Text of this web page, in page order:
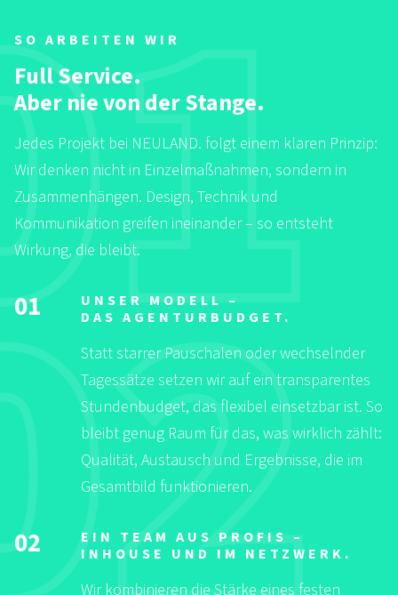
SO ARBEITEN WIR
Full Service.
Aber nie von der Stange.
Jedes Projekt bei NEULAND. folgt einem klaren Prinzip:
Wir denken nicht in Einzelmaßnahmen, sondern in
Zusammenhängen. Design, Technik und
Kommunikation greifen ineinander – so entsteht
Wirkung, die bleibt.
01
UNSER MODELL –
DAS AGENTURBUDGET.
Statt starrer Pauschalen oder wechselnder
Tagessätze setzen wir auf ein transparentes
Stundenbudget, das flexibel einsetzbar ist. So
bleibt genug Raum für das, was wirklich zählt:
Qualität, Austausch und Ergebnisse, die im
Gesamtbild funktionieren.
02
EIN TEAM AUS PROFIS –
INHOUSE UND IM NETZWERK.
Wir kombinieren die Stärke eines festen